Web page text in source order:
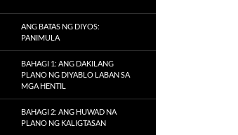
ANG BATAS NG DIYOS:
PANIMULA
BAHAGI 1: ANG DAKILANG
PLANO NG DIYABLO LABAN SA
MGA HENTIL
BAHAGI 2: ANG HUWAD NA
PLANO NG KALIGTASAN